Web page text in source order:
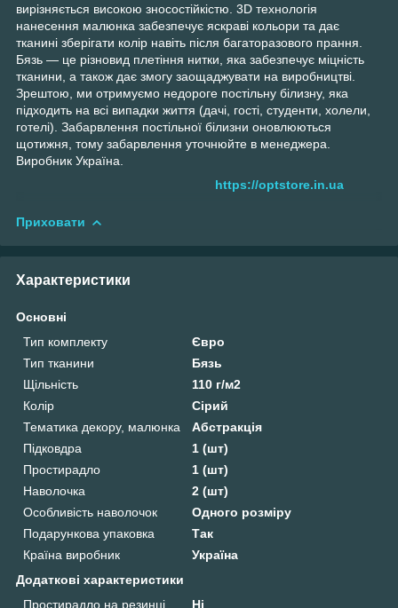
вирізняється високою зносостійкістю. 3D технологія
нанесення малюнка забезпечує яскраві кольори та дає
тканині зберігати колір навіть після багаторазового прання.
Бязь — це різновид плетіння нитки, яка забезпечує міцність
тканини, а також дає змогу заощаджувати на виробництві.
Зрештою, ми отримуємо недороге постільну білизну, яка
підходить на всі випадки життя (дачі, гості, студенти, холели,
готелі). Забарвлення постільної білизни оновлюються
щотижня, тому забарвлення уточнюйте в менеджера.
Виробник Україна.
https://optstore.in.ua
Приховати
Характеристики
Основні
Тип комплекту
Євро
Тип тканини
Бязь
Щільність
110 г/м2
Колір
Сірий
Тематика декору, малюнка
Абстракція
Підковдра
1 (шт)
Простирадло
1 (шт)
Наволочка
2 (шт)
Особливість наволочок
Одного розміру
Подарункова упаковка
Так
Країна виробник
Україна
Додаткові характеристики
Простирадло на резинці
Ні